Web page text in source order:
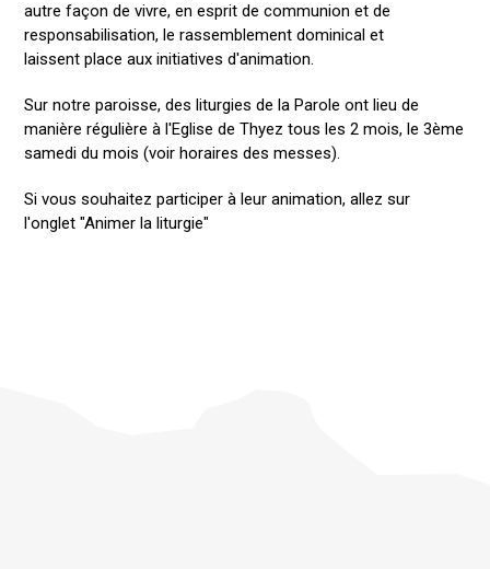
autre façon de vivre, en esprit de communion et de
responsabilisation, le rassemblement dominical et
laissent place aux initiatives d'animation.
Sur notre paroisse, des liturgies de la Parole ont lieu de
manière régulière à l'Eglise de Thyez tous les 2 mois, le 3ème
samedi du mois (voir horaires des messes).
Si vous souhaitez participer à leur animation, allez sur
l'onglet "Animer la liturgie"